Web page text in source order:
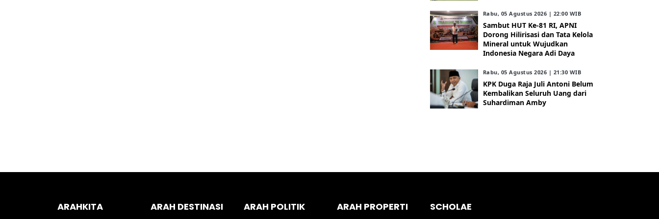
Rabu, 05 Agustus 2026 | 22:00 WIB
Sambut HUT Ke-81 RI, APNI
Dorong Hilirisasi dan Tata Kelola
Mineral untuk Wujudkan
Indonesia Negara Adi Daya
Rabu, 05 Agustus 2026 | 21:30 WIB
KPK Duga Raja Juli Antoni Belum
Kembalikan Seluruh Uang dari
Suhardiman Amby
ARAHKITA ARAH DESTINASI ARAH POLITIK ARAH PROPERTI SCHOLAE